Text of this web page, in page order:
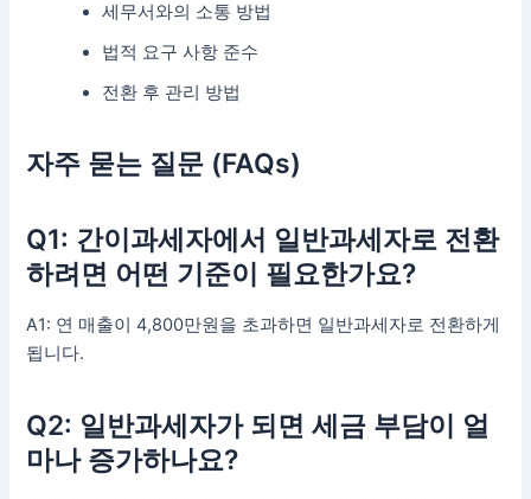
세무서와의 소통 방법
법적 요구 사항 준수
전환 후 관리 방법
자주 묻는 질문 (FAQs)
Q1: 간이과세자에서 일반과세자로 전환
하려면 어떤 기준이 필요한가요?
A1: 연 매출이 4,800만원을 초과하면 일반과세자로 전환하게
됩니다.
Q2: 일반과세자가 되면 세금 부담이 얼
마나 증가하나요?